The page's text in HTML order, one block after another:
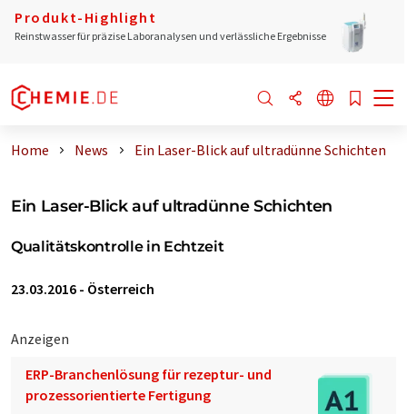
Produkt-Highlight
Reinstwasser für präzise Laboranalysen und verlässliche Ergebnisse
Home News Ein Laser-Blick auf ultradünne Schichten
Ein Laser-Blick auf ultradünne Schichten
Qualitätskontrolle in Echtzeit
23.03.2016 - Österreich
Anzeigen
ERP-Branchenlösung für rezeptur- und
prozessorientierte Fertigung